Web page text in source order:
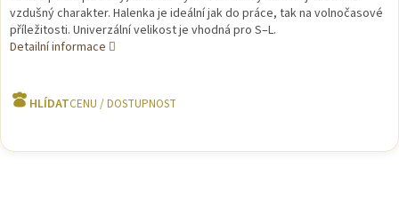
vzdušný charakter. Halenka je ideální jak do práce, tak na volnočasové
příležitosti. Univerzální velikost je vhodná pro S–L.
Detailní informace
HLÍDAT